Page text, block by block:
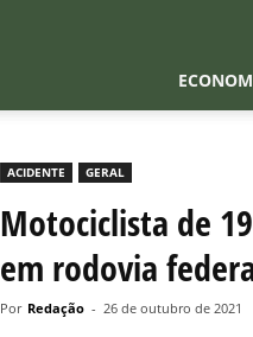
ACIDENTE GERAL
Motociclista de
em rodovia
Por Redação - 26 de outubro de 2021